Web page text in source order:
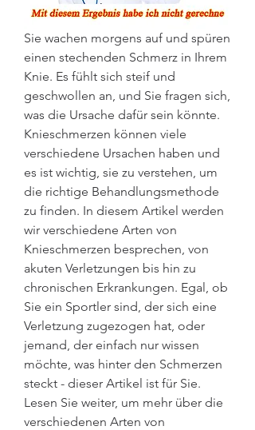
Sie wachen morgens auf und spüren
einen stechenden Schmerz in Ihrem
Knie. Es fühlt sich steif und
geschwollen an, und Sie fragen sich,
was die Ursache dafür sein könnte.
Knieschmerzen können viele
verschiedene Ursachen haben und
es ist wichtig, sie zu verstehen, um
die richtige Behandlungsmethode
zu finden. In diesem Artikel werden
wir verschiedene Arten von
Knieschmerzen besprechen, von
akuten Verletzungen bis hin zu
chronischen Erkrankungen. Egal, ob
Sie ein Sportler sind, der sich eine
Verletzung zugezogen hat, oder
jemand, der einfach nur wissen
möchte, was hinter den Schmerzen
steckt - dieser Artikel ist für Sie.
Lesen Sie weiter, um mehr über die
verschiedenen Arten von